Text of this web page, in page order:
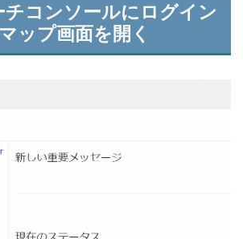
コンソールにログイン
ップ画面を開く